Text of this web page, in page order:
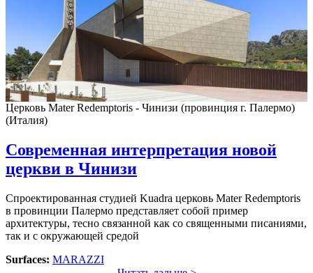
Церковь Mater Redemptoris - Чинизи (провинция г. Палермо)
(Италия)
Современная интерпретация новой
церкви в Чинизи
Спроектированная студией Kuadra церковь Mater Redemptoris
в провинции Палермо представляет собой пример
архитектуры, тесно связанной как со священными писаниями,
так и с окружающей средой
Surfaces: MARAZZI